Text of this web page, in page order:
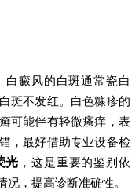
白癜风的白斑通常瓷白
斑不发红。白色糠疹的
可能伴有轻微瘙痒，表
，最好借助专业设备检
光 ，这是重要的鉴别依
，提高诊断准确性。